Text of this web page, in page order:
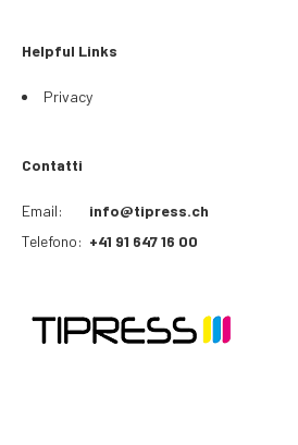
Helpful Links
Privacy
Contatti
Email: info@tipress.ch
Telefono: +41 91 647 16 00